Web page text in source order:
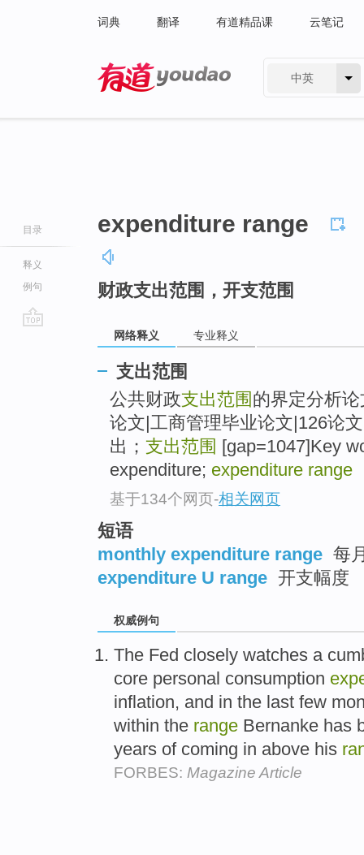
词典 翻译 有道精品课 云笔记
中英
目录
释义
例句
expenditure range
财政支出范围，开支范围
网络释义 专业释义
支出范围
公共财政支出范围 的界定分析
论文|工商管理毕业论文|126论
出； 支出范围 [gap=1047]Key
expenditure; expenditure range
基于134个网页-相关网页
短语
monthly expenditure range 每
expenditure U range 开支幅度
权威例句
The Fed closely watches a
core personal consumption
inflation, and in the last few
within the range Bernanke has
years of coming in above his
FORBES: Magazine Article